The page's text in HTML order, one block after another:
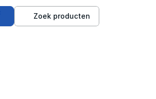
Zoek producten